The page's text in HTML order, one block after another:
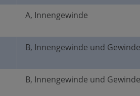
A, Innengewinde
B, Innengewinde und
B, Innengewinde und